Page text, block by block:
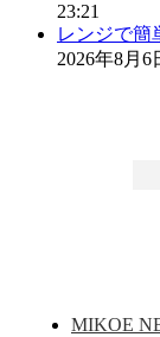
23:21
レンジで簡
2026年8月6
MIKOE